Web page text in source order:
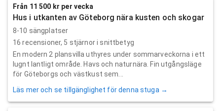
Från 11 500 kr per vecka
Hus i utkanten av Göteborg nära kusten och skogar
8-10 sängplatser
16 recensioner, 5 stjärnor i snittbetyg
En modern 2 plansvilla uthyres under sommarveckorna i ett
lugnt lantligt område. Havs och naturnära. Fin utgångsläge
för Göteborgs och västkust sem...
Läs mer och se tillgänglighet för denna stuga →